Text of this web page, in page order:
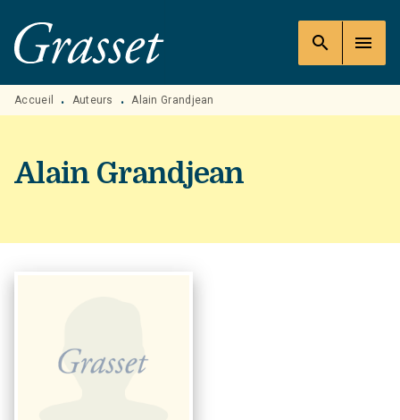
MENU RECHERCHE
PIED DE PAGE
search menu
Accueil • Auteurs • Alain Grandjean
Alain Grandjean